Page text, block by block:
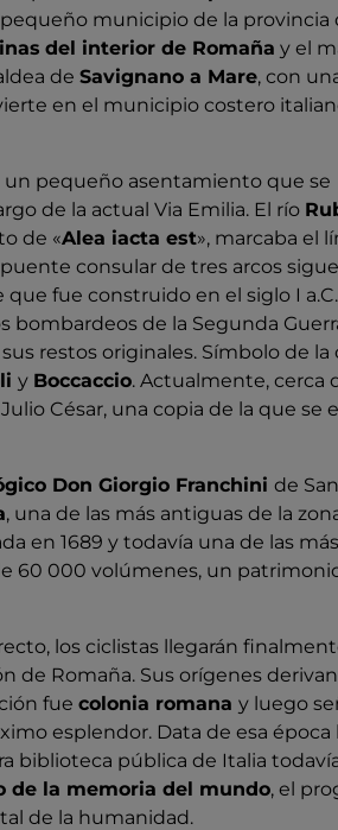
municipio de la provincia
del interior de Romaña y el
de Savignano a Mare, con
en el municipio costero
un pequeño asentamiento que se
de la actual Via Emilia. El río
de «Alea iacta est», marcaba el
consular de tres arcos
fue construido en el siglo I
de la Segunda
restos originales. Símbolo de la
y Boccaccio. Actualmente, cerca
César, una copia de la que se
Don Giorgio Franchini de
, una de las más antiguas de la
en 1689 y todavía una de las más
60 000 volúmenes, un
los ciclistas llegarán
de Romaña. Sus orígenes
fue colonia romana y luego
esplendor. Data de esa época
biblioteca pública de Italia
de la memoria del mundo, el
de la humanidad.